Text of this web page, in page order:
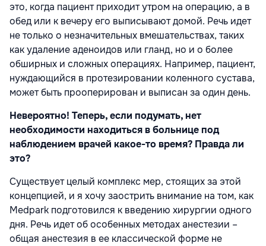
это, когда пациент приходит утром на операцию, а в
обед или к вечеру его выписывают домой. Речь идет
не только о незначительных вмешательствах, таких
как удаление аденоидов или гланд, но и о более
обширных и сложных операциях. Например, пациент,
нуждающийся в протезировании коленного сустава,
может быть прооперирован и выписан за один день.
Невероятно! Теперь, если подумать, нет
необходимости находиться в больнице под
наблюдением врачей какое-то время? Правда ли
это?
Существует целый комплекс мер, стоящих за этой
концепцией, и я хочу заострить внимание на том, как
Medpark подготовился к введению хирургии одного
дня. Речь идет об особенных методах анестезии –
общая анестезия в ее классической форме не